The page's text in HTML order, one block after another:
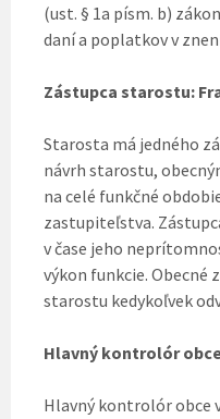
(ust. § 1a písm. b)
daní a poplatkov v
Zástupca starostu:
Starosta má jedného
návrh starostu,
na celé funkčné
zastupiteľstva.
v čase jeho
výkon funkcie. Obecné
starostu kedykoľvek
Hlavný kontrolór
Hlavný kontrolór obce